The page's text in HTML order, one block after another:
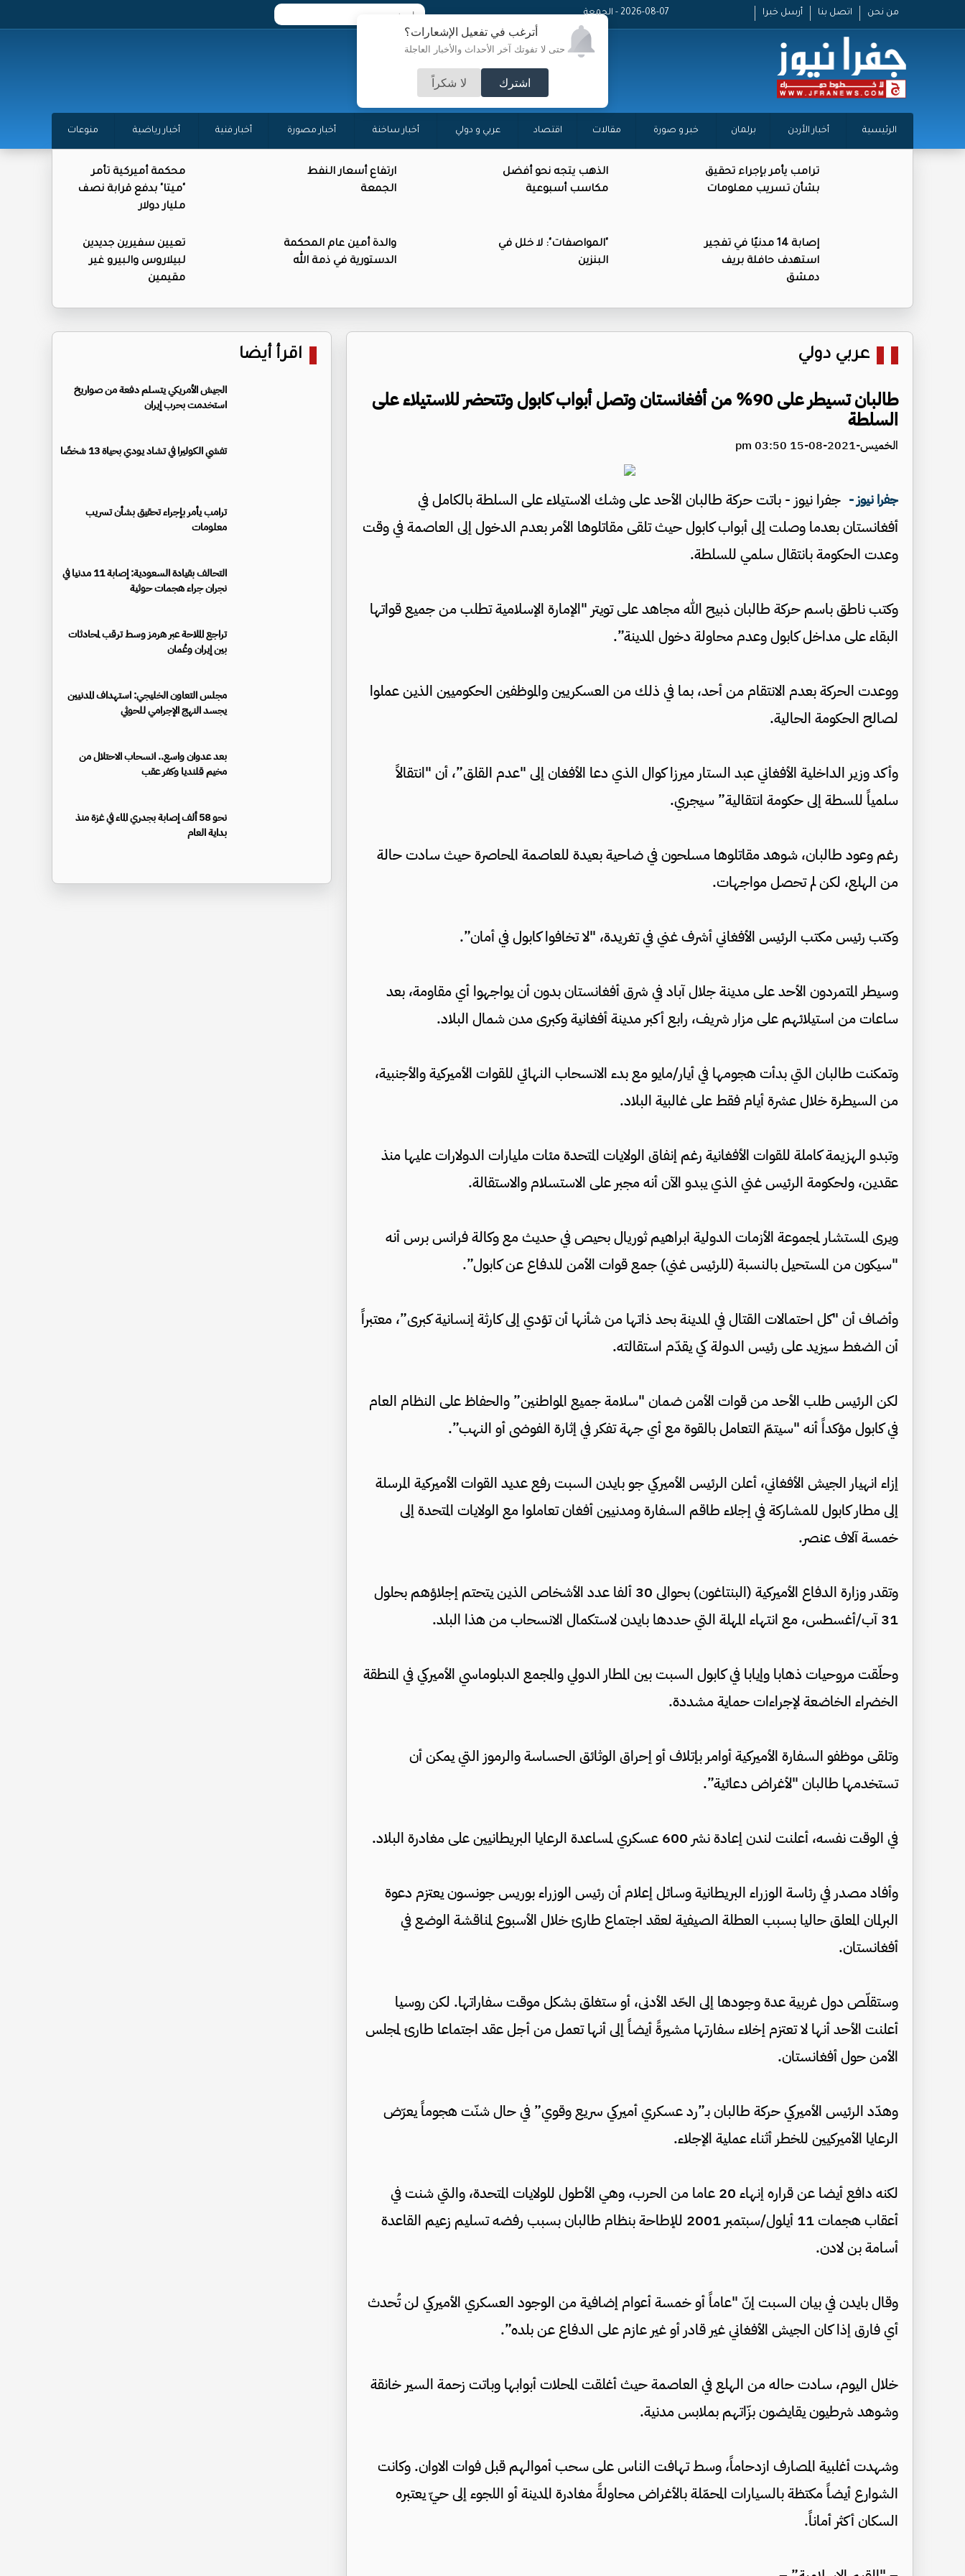
أترغب في تفعيل الإشعارات؟
حتى لا تفوتك آخر الأحداث والأخبار العاجلة
اشترك لا شكراً
من نحن اتصل بنا أرسل خبرا 2026-08-07 - الجمعة
الرئيسية أخبار الأردن برلمان خبر و صورة مقالات اقتصاد عربي و دولي أخبار ساخنة أخبار مصورة أخبار فنية أخبار رياضية منوعات
ترامب يأمر بإجراء تحقيق
بشأن تسريب معلومات
الذهب يتجه نحو أفضل
مكاسب أسبوعية
ارتفاع أسعار النفط
الجمعة
محكمة أميركية تأمر
"ميتا" بدفع قرابة نصف
مليار دولار
إصابة 14 مدنيًا في تفجير
استهدف حافلة بريف
دمشق
"المواصفات": لا خلل في
البنزين
والدة أمين عام المحكمة
الدستورية في ذمة الله
تعيين سفيرين جديدين
لبيلاروس والبيرو غير
مقيمين
عربي دولي
طالبان تسيطر على 90% من أفغانستان وتصل أبواب كابول وتتحضر للاستيلاء على
السلطة
الخميس-2021-08-15 03:50 pm
جفرا نيوز - جفرا نيوز - باتت حركة طالبان الأحد على وشك الاستيلاء على السلطة بالكامل في
أفغانستان بعدما وصلت إلى أبواب كابول حيث تلقى مقاتلوها الأمر بعدم الدخول إلى العاصمة في وقت
وعدت الحكومة بانتقال سلمي للسلطة.
وكتب ناطق باسم حركة طالبان ذبيح الله مجاهد على تويتر "الإمارة الإسلامية تطلب من جميع قواتها
البقاء على مداخل كابول وعدم محاولة دخول المدينة”.
ووعدت الحركة بعدم الانتقام من أحد، بما في ذلك من العسكريين والموظفين الحكوميين الذين عملوا
لصالح الحكومة الحالية.
وأكد وزير الداخلية الأفغاني عبد الستار ميرزا كوال الذي دعا الأفغان إلى "عدم القلق”، أن "انتقالاً
سلمياً للسطة إلى حكومة انتقالية” سيجري.
رغم وعود طالبان، شوهد مقاتلوها مسلحون في ضاحية بعيدة للعاصمة المحاصرة حيث سادت حالة
من الهلع، لكن لم تحصل مواجهات.
وكتب رئيس مكتب الرئيس الأفغاني أشرف غني في تغريدة، "لا تخافوا كابول في أمان”.
وسيطر المتمردون الأحد على مدينة جلال آباد في شرق أفغانستان بدون أن يواجهوا أي مقاومة، بعد
ساعات من استيلائهم على مزار شريف، رابع أكبر مدينة أفغانية وكبرى مدن شمال البلاد.
وتمكنت طالبان التي بدأت هجومها في أيار/مايو مع بدء الانسحاب النهائي للقوات الأميركية والأجنبية،
من السيطرة خلال عشرة أيام فقط على غالبية البلاد.
وتبدو الهزيمة كاملة للقوات الأفغانية رغم إنفاق الولايات المتحدة مئات مليارات الدولارات عليها منذ
عقدين، ولحكومة الرئيس غني الذي يبدو الآن أنه مجبر على الاستسلام والاستقالة.
ويرى المستشار لمجموعة الأزمات الدولية ابراهيم ثوريال بحيص في حديث مع وكالة فرانس برس أنه
"سيكون من المستحيل بالنسبة (للرئيس غني) جمع قوات الأمن للدفاع عن كابول”.
وأضاف أن "كل احتمالات القتال في المدينة بحد ذاتها من شأنها أن تؤدي إلى كارثة إنسانية كبرى”، معتبراً
أن الضغط سيزيد على رئيس الدولة كي يقدّم استقالته.
لكن الرئيس طلب الأحد من قوات الأمن ضمان "سلامة جميع المواطنين” والحفاظ على النظام العام
في كابول مؤكداً أنه "سيتمّ التعامل بالقوة مع أي جهة تفكر في إثارة الفوضى أو النهب”.
إزاء انهيار الجيش الأفغاني، أعلن الرئيس الأميركي جو بايدن السبت رفع عديد القوات الأميركية المرسلة
إلى مطار كابول للمشاركة في إجلاء طاقم السفارة ومدنيين أفغان تعاملوا مع الولايات المتحدة إلى
خمسة آلاف عنصر.
وتقدر وزارة الدفاع الأميركية (البنتاغون) بحوالى 30 ألفا عدد الأشخاص الذين يتحتم إجلاؤهم بحلول
31 آب/أغسطس، مع انتهاء المهلة التي حددها بايدن لاستكمال الانسحاب من هذا البلد.
وحلّقت مروحيات ذهابا وإيابا في كابول السبت بين المطار الدولي والمجمع الدبلوماسي الأميركي في المنطقة
الخضراء الخاضعة لإجراءات حماية مشددة.
وتلقى موظفو السفارة الأميركية أوامر بإتلاف أو إحراق الوثائق الحساسة والرموز التي يمكن أن
تستخدمها طالبان "لأغراض دعائية”.
في الوقت نفسه، أعلنت لندن إعادة نشر 600 عسكري لمساعدة الرعايا البريطانيين على مغادرة البلاد.
وأفاد مصدر في رئاسة الوزراء البريطانية وسائل إعلام أن رئيس الوزراء بوريس جونسون يعتزم دعوة
البرلمان المعلق حاليا بسبب العطلة الصيفية لعقد اجتماع طارئ خلال الأسبوع لمناقشة الوضع في
أفغانستان.
وستقلّص دول غربية عدة وجودها إلى الحّد الأدنى، أو ستغلق بشكل موقت سفاراتها. لكن روسيا
أعلنت الأحد أنها لا تعتزم إخلاء سفارتها مشيرةً أيضاً إلى أنها تعمل من أجل عقد اجتماعا طارئ لمجلس
الأمن حول أفغانستان.
وهدّد الرئيس الأميركي حركة طالبان بـ”رد عسكري أميركي سريع وقوي” في حال شنّت هجوماً يعرّض
الرعايا الأميركيين للخطر أثناء عملية الإجلاء.
لكنه دافع أيضا عن قراره إنهاء 20 عاما من الحرب، وهي الأطول للولايات المتحدة، والتي شنت في
أعقاب هجمات 11 أيلول/سبتمبر 2001 للإطاحة بنظام طالبان بسبب رفضه تسليم زعيم القاعدة
أسامة بن لادن.
وقال بايدن في بيان السبت إنّ "عاماً أو خمسة أعوام إضافية من الوجود العسكري الأميركي لن تُحدث
أي فارق إذا كان الجيش الأفغاني غير قادر أو غير عازم على الدفاع عن بلده”.
خلال اليوم، سادت حاله من الهلع في العاصمة حيث أغلقت المحلات أبوابها وباتت زحمة السير خانقة
وشوهد شرطيون يقايضون بزّاتهم بملابس مدنية.
وشهدت أغلبية المصارف ازدحاماً، وسط تهافت الناس على سحب أموالهم قبل فوات الاوان. وكانت
الشوارع أيضاً مكتظة بالسيارات المحمّلة بالأغراض محاولةً مغادرة المدينة أو اللجوء إلى حيّ يعتبره
السكان أكثر أماناً.
اقرأ أيضا
الجيش الأمريكي يتسلم دفعة من صواريخ
استخدمت بحرب إيران
تفشي الكوليرا في تشاد يودي بحياة 13 شخصًا
ترامب يأمر بإجراء تحقيق بشأن تسريب
معلومات
التحالف بقيادة السعودية: إصابة 11 مدنيا في
نجران جراء هجمات حوثية
تراجع الملاحة عبر هرمز وسط ترقب لمحادثات
بين إيران وعُمان
مجلس التعاون الخليجي: استهداف المدنيين
يجسد النهج الإجرامي للحوثي
بعد عدوان واسع.. انسحاب الاحتلال من
مخيم قلنديا وكفر عقب
نحو 58 ألف إصابة بجدري الماء في غزة منذ
بداية العام